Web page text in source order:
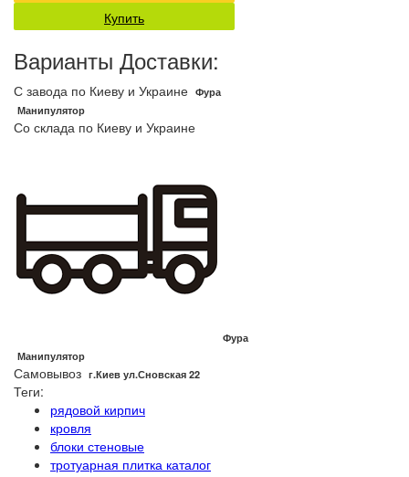
Купить
Варианты Доставки:
С завода по Киеву и Украине Фура
Манипулятор
Со склада по Киеву и Украине
Фура
Манипулятор
Самовывоз г.Киев ул.Сновская 22
Теги:
рядовой кирпич
кровля
блоки стеновые
тротуарная плитка каталог